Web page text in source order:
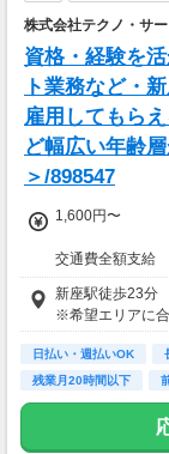
株式会社テクノ・サ
資格・経験を
ト業務など・
雇用してもら
ど幅広い年齢
＞/898547
1,600円〜
交通費全額支給
即払い制度有
新座駅徒歩23分
※希望エリアに
日払い・週払いOK
残業月20時間以下